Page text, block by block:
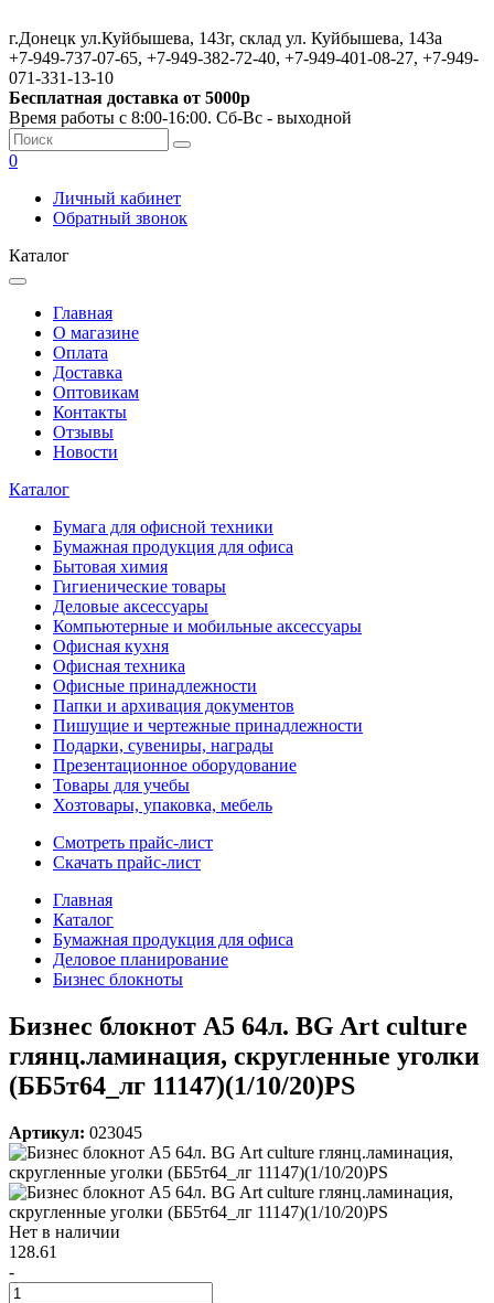
г.Донецк ул.Куйбышева, 143г, склад ул. Куйбышева, 143а
+7-949-737-07-65, +7-949-382-72-40, +7-949-401-08-27, +7-949-
071-331-13-10
Бесплатная доставка от 5000р
Время работы с 8:00-16:00. Сб-Вс - выходной
0
Личный кабинет
Обратный звонок
Каталог
Главная
О магазине
Оплата
Доставка
Оптовикам
Контакты
Отзывы
Новости
Каталог
Бумага для офисной техники
Бумажная продукция для офиса
Бытовая химия
Гигиенические товары
Деловые аксессуары
Компьютерные и мобильные аксессуары
Офисная кухня
Офисная техника
Офисные принадлежности
Папки и архивация документов
Пишущие и чертежные принадлежности
Подарки, сувениры, награды
Презентационное оборудование
Товары для учебы
Хозтовары, упаковка, мебель
Смотреть прайс-лист
Скачать прайс-лист
Главная
Каталог
Бумажная продукция для офиса
Деловое планирование
Бизнес блокноты
Бизнес блокнот А5 64л. BG Art culture
глянц.ламинация, скругленные уголки
(ББ5т64_лг 11147)(1/10/20)PS
Артикул: 023045
Нет в наличии
128.61
-